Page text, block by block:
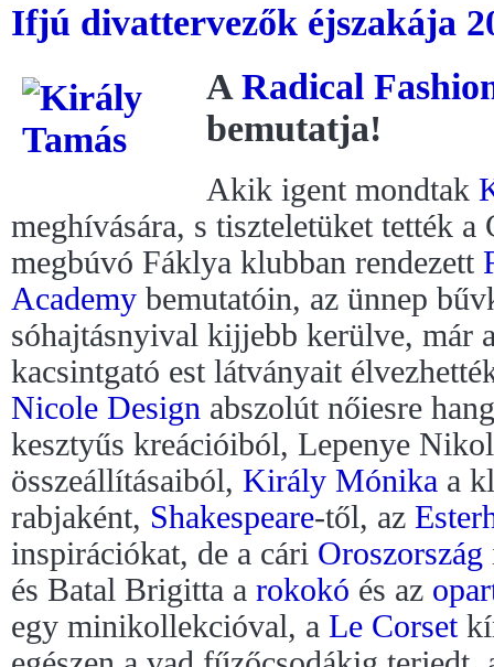
Ifjú divattervezők éjszakája
A Radical
bemutatja!
Akik igent mondtak
meghívására, s tiszteletüket tették a
megbúvó Fáklya klubban rendezett
Academy bemutatóin, az ünnep
sóhajtásnyival kijjebb kerülve, már
kacsintgató est látványait
Nicole Design abszolút nőiesre
kesztyűs kreációiból, Lepenye
összeállításaiból, Király Mónika a
rabjaként, Shakespeare-től, az
inspirációkat, de a cári Oroszország
és Batal Brigitta a rokokó és az
egy minikollekcióval, a Le Corset